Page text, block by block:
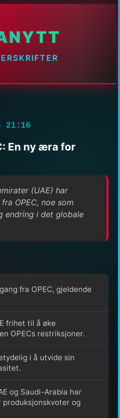
21:16
En ny æra for
(UAE) har
OPEC, noe som
endring i det globale
fra OPEC, gjeldende
frihet til å øke
OPECs restriksjoner.
i å utvide sin
og Saudi-Arabia har
og